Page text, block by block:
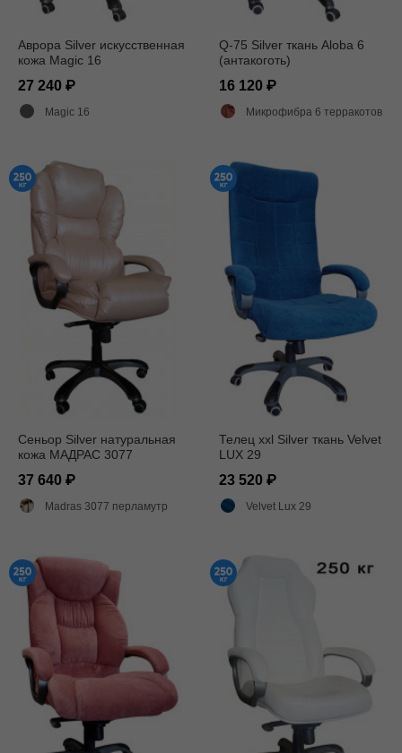
Аврора Silver искусственная
кожа Magic 16
27 240
Magic 16
Q-75 Silver ткань Aloba 6
(антакоготь)
16 120
Микрофибра 6 терракотовый
Сеньор Silver натуральная
кожа МАДРАС 3077
37 640
Madras 3077 перламутр
Телец xxl Silver ткань Velvet
LUX 29
23 520
Velvet Lux 29